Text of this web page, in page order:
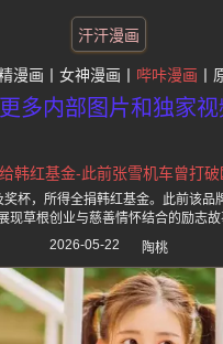
汗汗漫画
漫画 女神漫画 哔咔漫画
多内部图片和独家
韩红基金-此前张雪机车曾打
杯，所得全捐韩红基金。此前该
现草根创业与慈善情怀结合的励志故
2026-05-22
陶桃